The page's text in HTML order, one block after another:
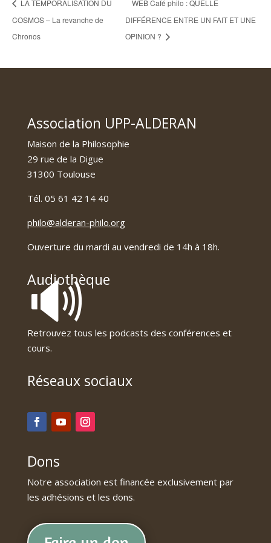
LA TEMPORALISATION DU
COSMOS – La revanche de
Chronos
WEB Café philo : QUELLE
DIFFÉRENCE ENTRE UN FAIT ET UNE
OPINION ?
Association UPP-ALDERAN
Maison de la Philosophie
29 rue de la Digue
31300 Toulouse
Tél. 05 61 42 14 40
philo@alderan-philo.org
Ouverture du mardi au vendredi de 14h à 18h.
Audiothèque
🔊
Retrouvez tous les podcasts des conférences et
cours.
Réseaux sociaux
Dons
Notre association est financée exclusivement par
les adhésions et les dons.